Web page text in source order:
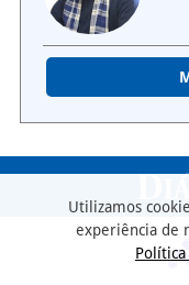
Utilizamos
experiência de